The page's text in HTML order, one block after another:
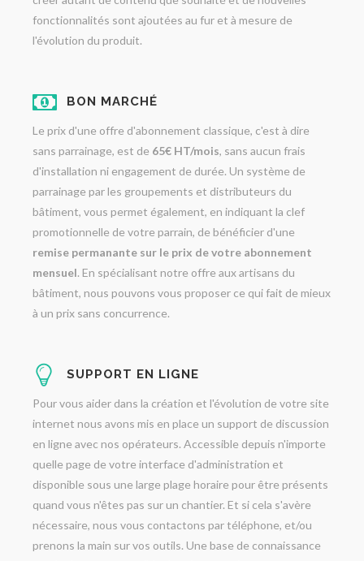
fonctionnalités sont ajoutées au fur et à mesure de
l'évolution du produit.
BON MARCHÉ
Le prix d'une offre d'abonnement classique, c'est à dire
sans parrainage, est de 65€ HT/mois, sans aucun frais
d'installation ni engagement de durée. Un système de
parrainage par les groupements et distributeurs du
bâtiment, vous permet également, en indiquant la clef
promotionnelle de votre parrain, de bénéficier d'une
remise permanante sur le prix de votre abonnement
mensuel. En spécialisant notre offre aux artisans du
bâtiment, nous pouvons vous proposer ce qui fait de mieux
à un prix sans concurrence.
SUPPORT EN LIGNE
Pour vous aider dans la création et l'évolution de votre site
internet nous avons mis en place un support de discussion
en ligne avec nos opérateurs. Accessible depuis n'importe
quelle page de votre interface d'administration et
disponible sous une large plage horaire pour être présents
quand vous n'êtes pas sur un chantier. Et si cela s'avère
nécessaire, nous vous contactons par téléphone, et/ou
prenons la main sur vos outils. Une base de connaissance